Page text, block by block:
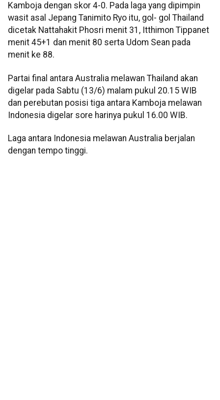
Kamboja dengan skor 4-0. Pada laga yang dipimpin
wasit asal Jepang Tanimito Ryo itu, gol- gol Thailand
dicetak Nattahakit Phosri menit 31, Itthimon Tippanet
menit 45+1 dan menit 80 serta Udom Sean pada
menit ke 88.
Partai final antara Australia melawan Thailand akan
digelar pada Sabtu (13/6) malam pukul 20.15 WIB
dan perebutan posisi tiga antara Kamboja melawan
Indonesia digelar sore harinya pukul 16.00 WIB.
Laga antara Indonesia melawan Australia berjalan
dengan tempo tinggi.